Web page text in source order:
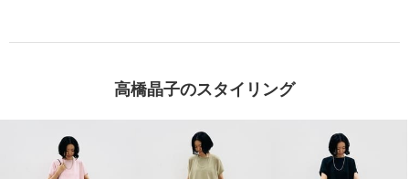
高橋晶子のスタイリング